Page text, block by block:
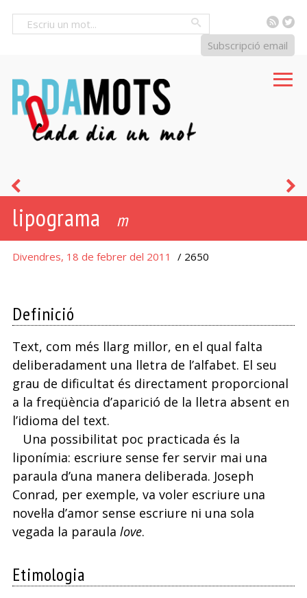
RSS
Subscripció email
lipograma m
Divendres, 18 de febrer del 2011 / 2650
Definició
Text, com més llarg millor, en el qual falta
deliberadament una lletra de l’alfabet. El seu
grau de dificultat és directament proporcional
a la freqüència d’aparició de la lletra absent en
l’idioma del text.
Una possibilitat poc practicada és la
liponímia: escriure sense fer servir mai una
paraula d’una manera deliberada. Joseph
Conrad, per exemple, va voler escriure una
novel·la d’amor sense escriure ni una sola
vegada la paraula love.
Etimologia
homofonia